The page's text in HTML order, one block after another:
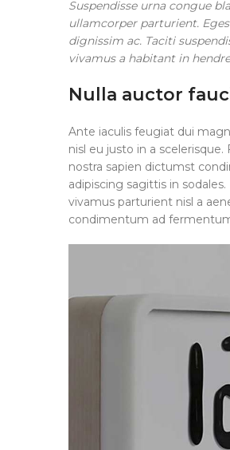
Suspendisse urna congue
ullamcorper parturient.
dignissim ac. Taciti
vivamus a habitant in
Nulla auctor
Ante iaculis feugiat dui
nisl eu justo in a
nostra sapien dictumst
adipiscing sagittis in
vivamus parturient nisl a
condimentum ad